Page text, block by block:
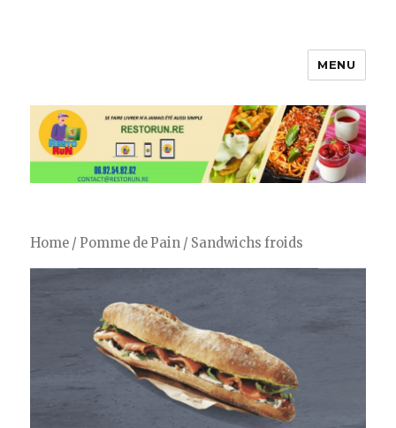
Restorun 4.0, votre plateforme
de livraison de courses et repas !
😋
MENU
Home / Pomme de Pain / Sandwichs froids